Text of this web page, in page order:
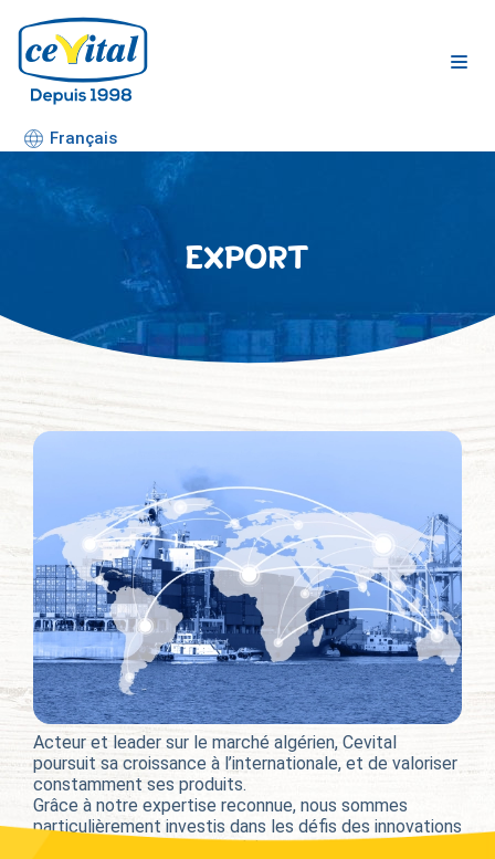
Aller
au
Français
EXPORT
Acteur et leader sur le marché algérien, Cevital
poursuit sa croissance à l’internationale, et de valoriser
constamment ses produits.
Grâce à notre expertise reconnue, nous sommes
particulièrement investis dans les défis des innovations
et de la qualité de nos produits.